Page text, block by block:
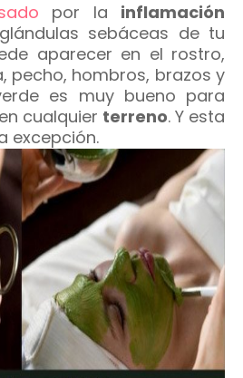
por la inflamación
sebáceas de tu
aparecer en el rostro,
pecho, hombros, brazos y
es muy bueno para
cualquier terreno. Y esta
excepción.